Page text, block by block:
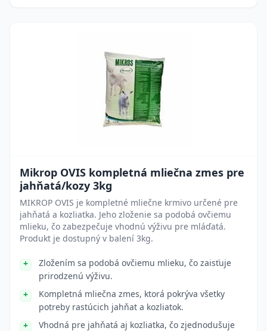
Mikrop OVIS kompletná mliečna zmes pre
jahňatá/kozy 3kg
MIKROP OVIS je kompletné mliečne krmivo určené pre
jahňatá a kozliatka. Jeho zloženie sa podobá ovčiemu
mlieku, čo zabezpečuje vhodnú výživu pre mláďatá.
Produkt je dostupný v balení 3kg.
Zložením sa podobá ovčiemu mlieku, čo zaisťuje
prirodzenú výživu.
Kompletná mliečna zmes, ktorá pokrýva všetky
potreby rastúcich jahňat a kozliatok.
Vhodná pre jahňatá aj kozliatka, čo zjednodušuje